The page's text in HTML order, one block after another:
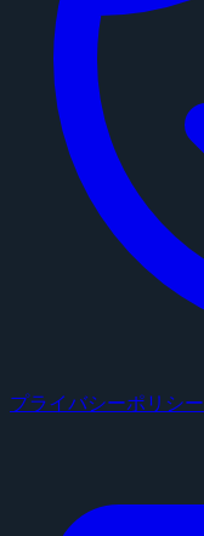
プライバシーポリシー